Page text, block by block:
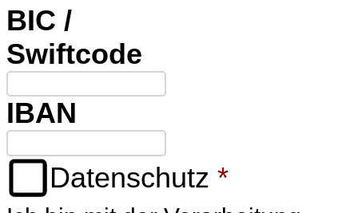
BIC /
Swiftcode
IBAN
Datenschutz *